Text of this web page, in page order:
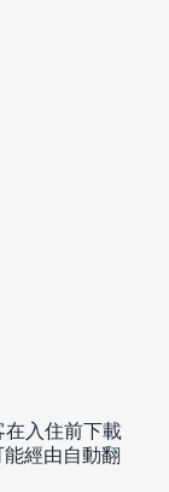
入住前下載
經由自動翻